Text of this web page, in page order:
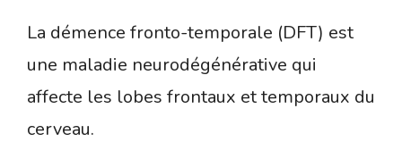
La démence fronto-temporale (DFT) est
une maladie neurodégénérative qui
affecte les lobes frontaux et temporaux du
cerveau.